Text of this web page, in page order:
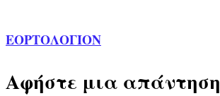
ΕΟΡΤΟΛΟΓΙΟΝ
Αφήστε μια απάντηση